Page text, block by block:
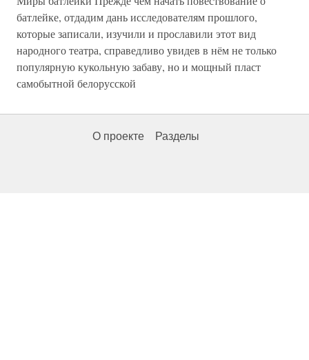
батлейке, отдадим дань исследователям прошлого,
которые записали, изучили и прославили этот вид
народного театра, справедливо увидев в нём не только
популярную кукольную забаву, но и мощный пласт
самобытной белорусской
О проекте Разделы